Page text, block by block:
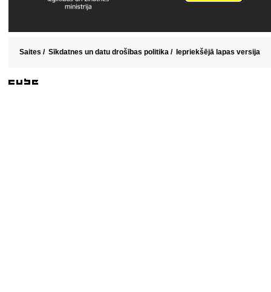
Saites / Sīkdatnes un datu drošības politika / Iepriekšējā lapas versija